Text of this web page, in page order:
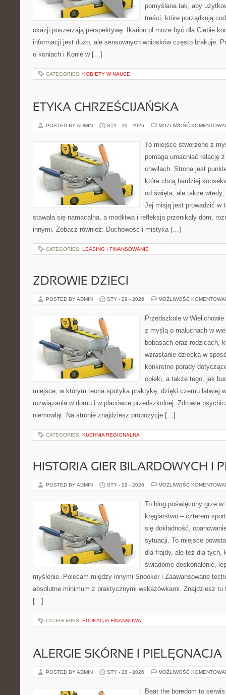
pomyślana tak, aby
treści, które porządkują
okazji poszerzają perspektywę. Ikarion.pl może być dla Ciebie
informacji jest dużo, ale sensownych wniosków często brakuje.
o koniach i Konie w […]
CATEGORIES: KOBIETY W NAUCE
ETYKA CHRZEŚCIJAŃSKA
POSTED BY ADMIN STY - 29 - 2026 MOŻLIWOŚĆ
To miejsce stworzone z
pomaga umacniać relację
chwilach. Strona jest
które chcą bardziej
od święta, ale także
Jej misją jest prowadzić w
stawała się namacalna, a modlitwa i refleksja przenikały dom,
innymi. Zobacz również: Duchowość i mistyka […]
CATEGORIES: LEASING I FINANSOWANIE
ZDROWIE DZIECI
POSTED BY ADMIN STY - 29 - 2026 MOŻLIWOŚĆ
Przedszkole w
z myślą o maluchach w
bobasach oraz rodzicach,
wzrastanie dziecka w
konkretne porady
opieki, a także tego, jak
miejsce, w którym teoria spotyka praktykę, dzięki czemu łatwiej
rozwiązania w domu i w placówce przedszkolnej. Zdrowie
niemowląt. Na stronie znajdziesz propozycje […]
CATEGORIES: KUCHNIA REGIONALNA
HISTORIA GIER BILARDOWYCH I
POSTED BY ADMIN STY - 29 - 2026 MOŻLIWOŚĆ
To blog poświęcony grze
kręglarstwu – czterem
się dokładność,
sytuacji. To miejsce
dla frajdy, ale też dla tych,
świadome doskonalenie,
myślenie. Polecam między innymi Snooker i Zaawansowane
absolutne minimum z praktycznymi wskazówkami. Znajdziesz tu
[…]
CATEGORIES: EDUKACJA FINANSOWA
ALERGIE SKÓRNE I PIELĘGNACJA
POSTED BY ADMIN STY - 28 - 2026 MOŻLIWOŚĆ
Beat the boredom to